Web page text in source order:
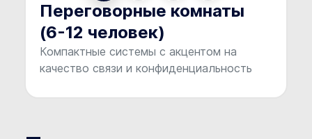
Переговорные комнаты
(6-12 человек)
Компактные системы с акцентом на
качество связи и конфиденциальность